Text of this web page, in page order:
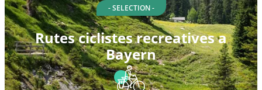
- SELECTION -
Rutes ciclistes recreatives a
Bayern